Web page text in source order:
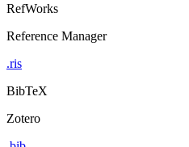
RefWorks
Reference Manager
.ris
BibTeX
Zotero